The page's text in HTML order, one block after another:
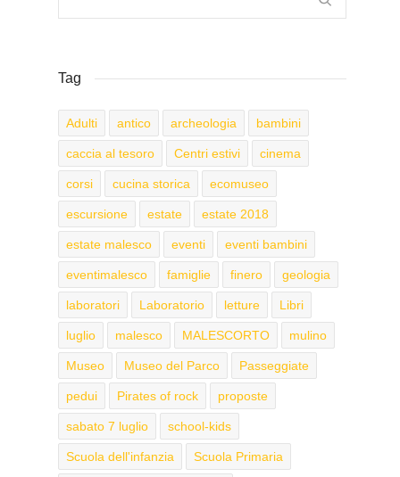
Tag
Adulti antico archeologia bambini
caccia al tesoro Centri estivi cinema
corsi cucina storica ecomuseo
escursione estate estate 2018
estate malesco eventi eventi bambini
eventimalesco famiglie finero geologia
laboratori Laboratorio letture Libri
luglio malesco MALESCORTO mulino
Museo Museo del Parco Passeggiate
pedui Pirates of rock proposte
sabato 7 luglio school-kids
Scuola dell'infanzia Scuola Primaria